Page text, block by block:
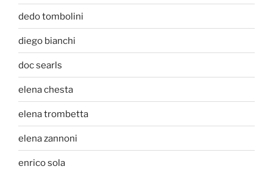
dedo tombolini
diego bianchi
doc searls
elena chesta
elena trombetta
elena zannoni
enrico sola